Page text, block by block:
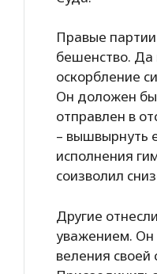
Правые
бешенство. Да
оскорбление
Он доложен
отправлен в
– вышвырнуть
исполнения
соизволил
Другие
уважением.
веления своей